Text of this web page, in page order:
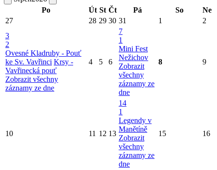
Po
Út St Čt Pá So
Ne
27
28 29 30 31 1
2
3
2
Ovesné Kladruby - Pouť
ke Sv. Vavřinci Krsy -
Vavřinecká pouť
Zobrazit všechny
záznamy ze dne
4 5 6
7
1
Mini Fest
Nežichov
Zobrazit
všechny
záznamy ze
dne
8 9
10 11 12 13
14
1
Legendy v
Manětíně
Zobrazit
všechny
záznamy ze
dne
15 16